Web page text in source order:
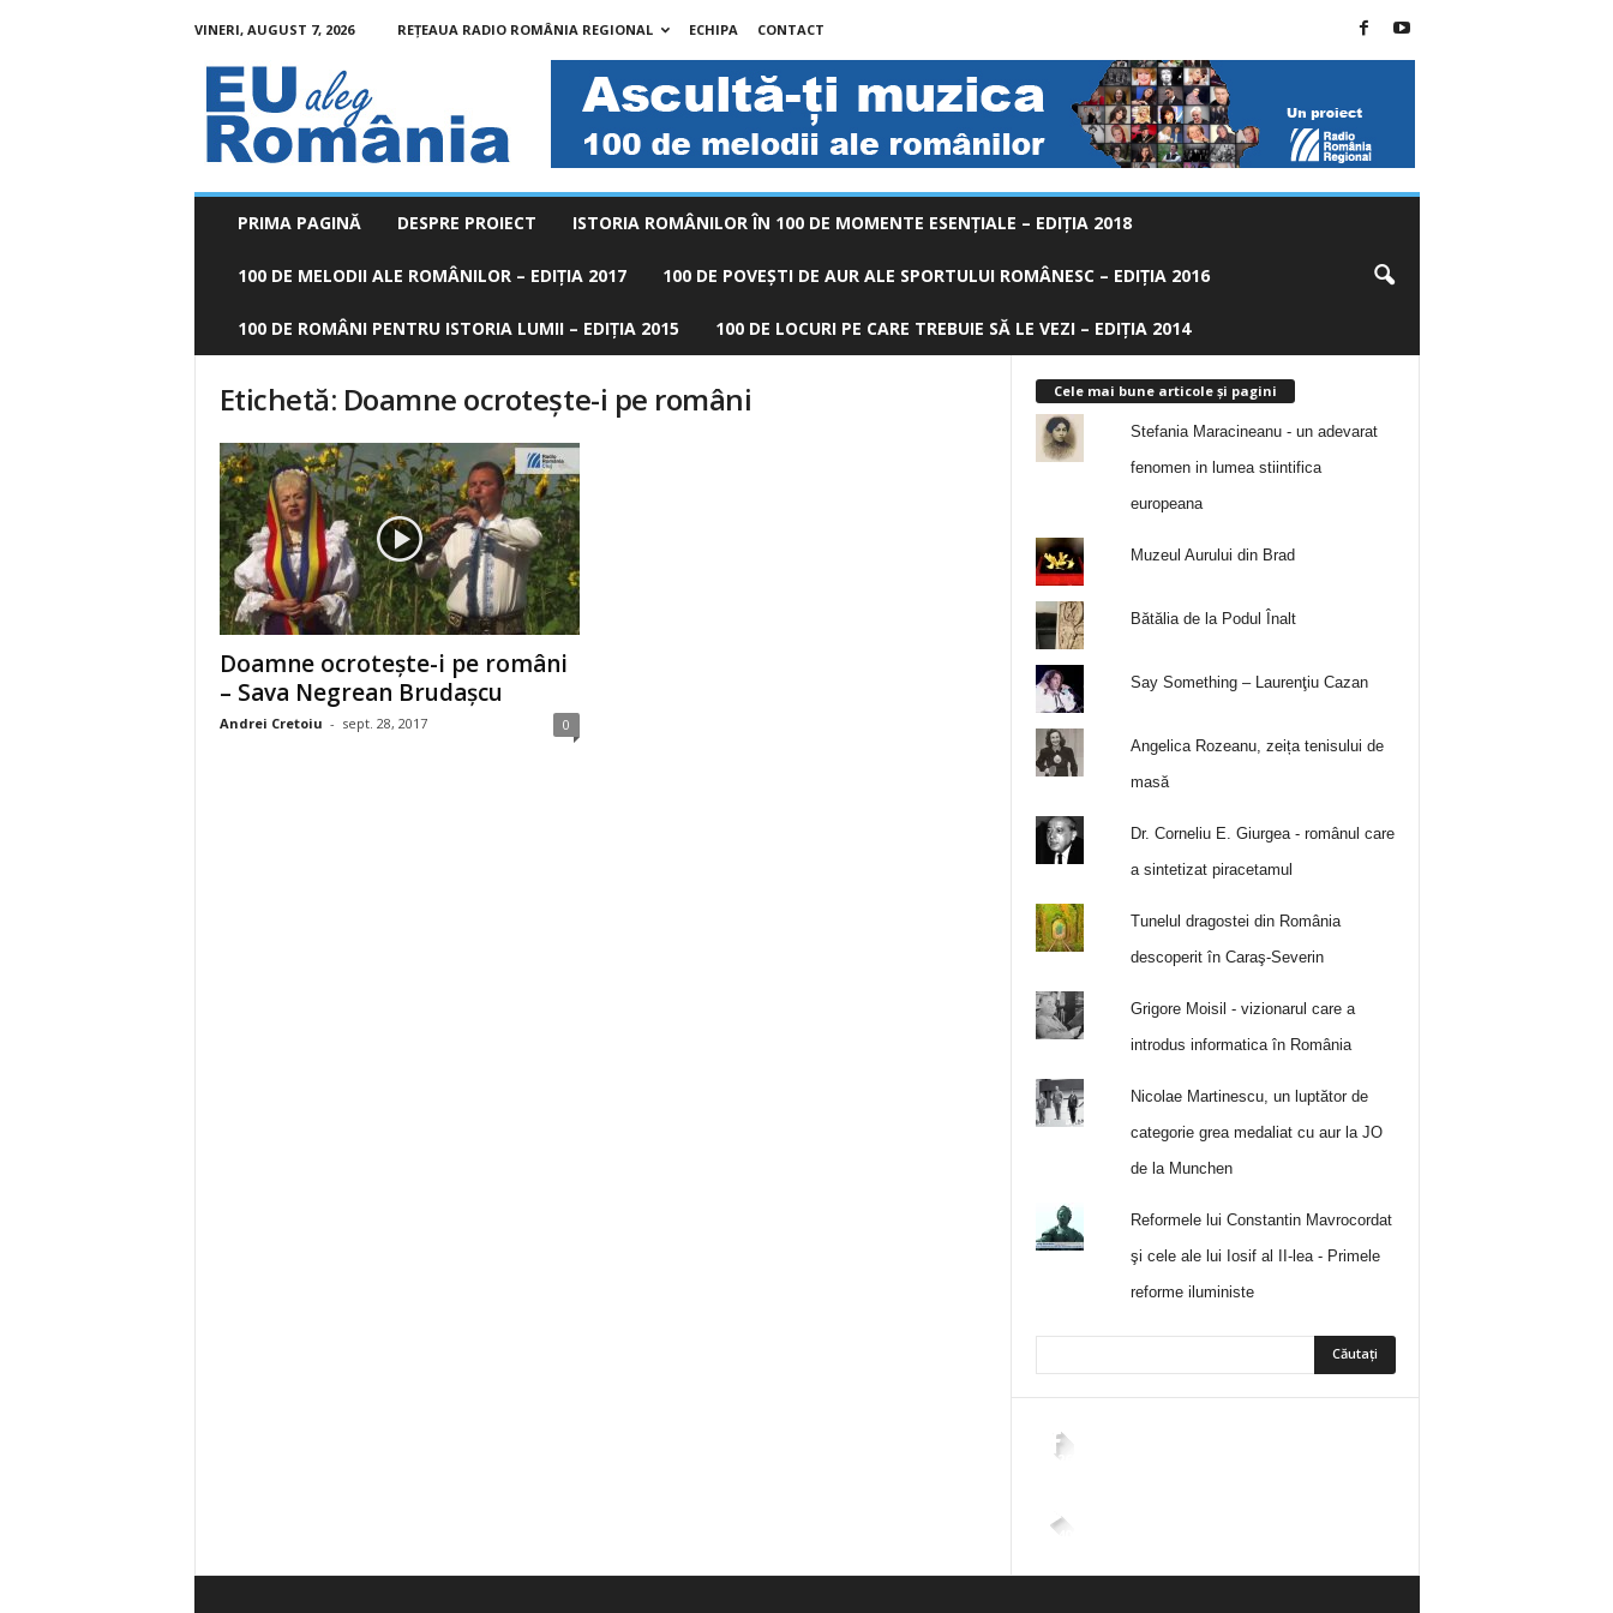
VINERI, AUGUST 7, 2026 REȚEAUA RADIO ROMÂNIA REGIONAL ECHIPA
CONTACT
aleg
România
PRIMA PAGINĂ DESPRE PROIECT ISTORIA ROMÂNILOR ÎN 100 DE MOMENTE ESENŢIALE – EDIŢIA 2018
100 DE MELODII ALE ROMÂNILOR – EDIȚIA 2017 100 DE POVEŞTI DE AUR ALE SPORTULUI ROMÂNESC – EDIȚIA 2016
100 DE ROMÂNI PENTRU ISTORIA LUMII – EDIȚIA 2015 100 DE LOCURI PE CARE TREBUIE SĂ LE VEZI – EDIȚIA 2014
Etichetă: Doamne ocroteşte-i pe români
Doamne ocroteşte-i pe români
– Sava Negrean Brudaşcu
Andrei Cretoiu - sept. 28, 2017 0
Cele mai bune articole și pagini
Stefania Maracineanu - un adevarat
fenomen in lumea stiintifica
europeana
Muzeul Aurului din Brad
Bătălia de la Podul Înalt
Say Something – Laurenţiu Cazan
Angelica Rozeanu, zeița tenisului de
masă
Dr. Corneliu E. Giurgea - românul care
a sintetizat piracetamul
Tunelul dragostei din România
descoperit în Caraş-Severin
Grigore Moisil - vizionarul care a
introdus informatica în România
Nicolae Martinescu, un luptător de
categorie grea medaliat cu aur la JO
de la Munchen
Reformele lui Constantin Mavrocordat
şi cele ale lui Iosif al II-lea - Primele
reforme iluministe
2,265
4,400